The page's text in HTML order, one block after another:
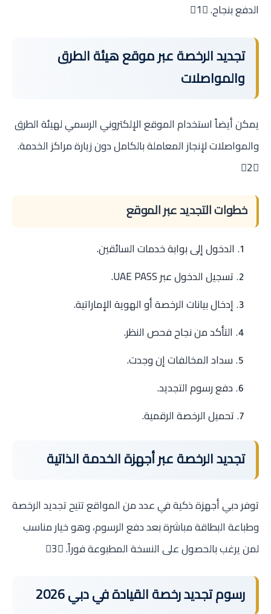
الدفع بنجاح. 1
تجديد الرخصة عبر موقع هيئة الطرق
والمواصلات
يمكن أيضاً استخدام الموقع الإلكتروني الرسمي لهيئة الطرق
والمواصلات لإنجاز المعاملة بالكامل دون زيارة مراكز الخدمة.
2
خطوات التجديد عبر الموقع
الدخول إلى بوابة خدمات السائقين.
تسجيل الدخول عبر UAE PASS.
إدخال بيانات الرخصة أو الهوية الإماراتية.
التأكد من نجاح فحص النظر.
سداد المخالفات إن وجدت.
دفع رسوم التجديد.
تحميل الرخصة الرقمية.
تجديد الرخصة عبر أجهزة الخدمة الذاتية
توفر دبي أجهزة ذكية في عدد من المواقع تتيح تجديد الرخصة
وطباعة البطاقة مباشرة بعد دفع الرسوم، وهو خيار مناسب
لمن يرغب بالحصول على النسخة المطبوعة فوراً. 3
رسوم تجديد رخصة القيادة في دبي 2026